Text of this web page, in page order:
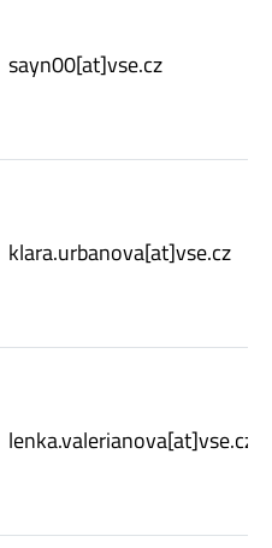
sayn00[at]vse.cz
klara.urbanova[at]vse.cz
lenka.valerianova[at]vse.cz